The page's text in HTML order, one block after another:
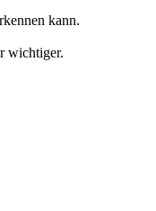
kann.
wichtiger.